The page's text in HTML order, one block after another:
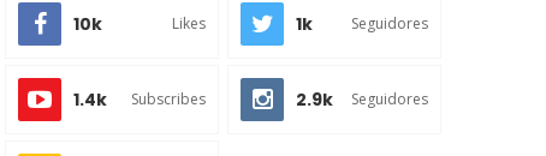
10k Likes 1k Seguidores
1.4k Subscribes 2.9k Seguidores